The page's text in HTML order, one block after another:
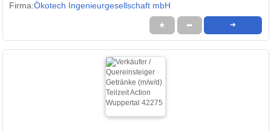
Firma:Ökotech Ingenieurgesellschaft mbH
★ ➦ ➜